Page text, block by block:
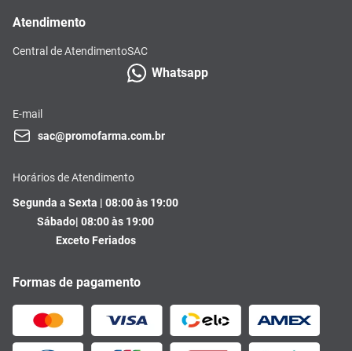
Atendimento
Central de AtendimentoSAC
Whatsapp
E-mail
sac@promofarma.com.br
Horários de Atendimento
Segunda a Sexta | 08:00 às 19:00
Sábado| 08:00 às 19:00
Exceto Feriados
Formas de pagamento